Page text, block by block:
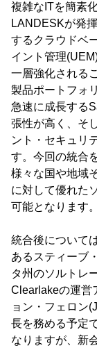
複雑なITを簡素
LANDESKが発
するクラウドベ
イント管理
一層強化される
製品ポートフォ
急速に成長する
張性が高く、そ
ント・セキュリ
す。今回の統合
様々な国や地域
に対して優れた
可能となります。
統合後について
あるスティーブ
タ州のソルトレ
Clearlakeの運営
ョン・フェロン
長を務める予定
なりますが、新